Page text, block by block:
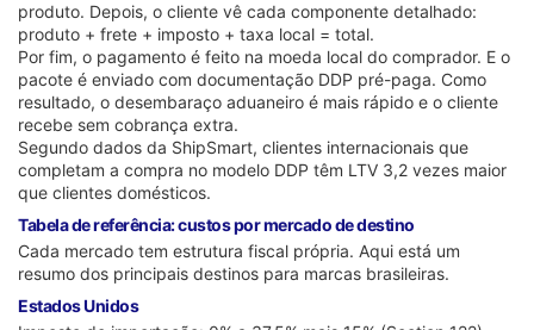
produto. Depois, o cliente vê cada componente detalhado:
produto + frete + imposto + taxa local = total.
Por fim, o pagamento é feito na moeda local do comprador. E o
pacote é enviado com documentação DDP pré-paga. Como
resultado, o desembaraço aduaneiro é mais rápido e o cliente
recebe sem cobrança extra.
Segundo dados da ShipSmart, clientes internacionais que
completam a compra no modelo DDP têm LTV 3,2 vezes maior
que clientes domésticos.
Tabela de referência: custos por mercado de destino
Cada mercado tem estrutura fiscal própria. Aqui está um
resumo dos principais destinos para marcas brasileiras.
Estados Unidos